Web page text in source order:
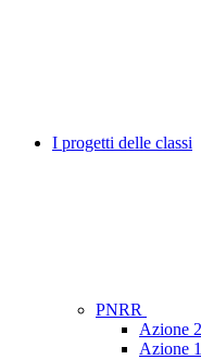
I progetti delle classi
PNRR
Azione
Azione